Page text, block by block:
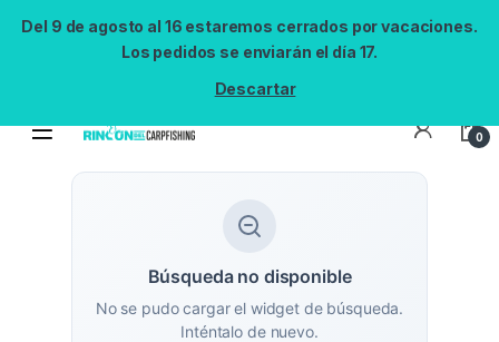
Del 9 de agosto al 16 estaremos cerrados por vacaciones.
Los pedidos se enviarán el día 17.
Descartar
0
Búsqueda no disponible
No se pudo cargar el widget de búsqueda.
Inténtalo de nuevo.